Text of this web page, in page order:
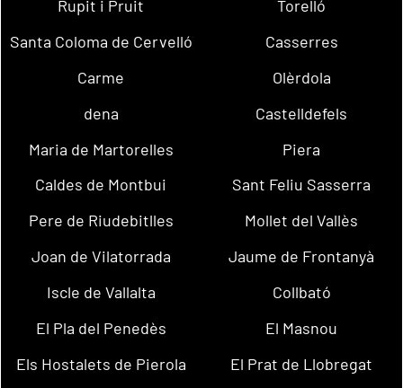
Rupit i Pruit
Torelló
Santa Coloma de Cervelló
Casserres
Carme
Olèrdola
dena
Castelldefels
Maria de Martorelles
Piera
Caldes de Montbui
Sant Feliu Sasserra
Pere de Riudebitlles
Mollet del Vallès
Joan de Vilatorrada
Jaume de Frontanyà
Iscle de Vallalta
Collbató
El Pla del Penedès
El Masnou
Els Hostalets de Pierola
El Prat de Llobregat